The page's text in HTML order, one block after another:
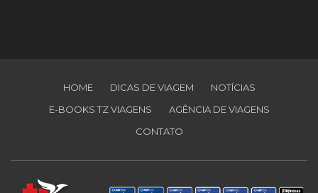
HOME DICAS DE VIAGEM
NOTÍCIAS
E-BOOKS TZ VIAGENS
AGÊNCIA DE VIAGENS
CONTATO